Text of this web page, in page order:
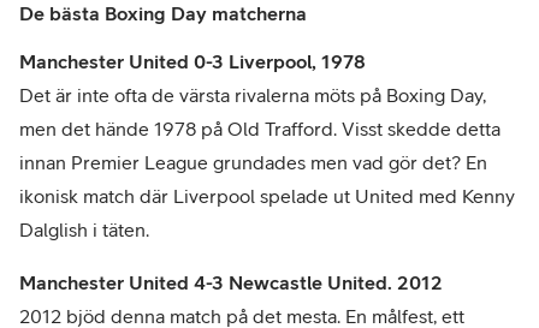
De bästa Boxing Day matcherna
Manchester United 0-3 Liverpool, 1978
Det är inte ofta de värsta rivalerna möts på Boxing Day,
men det hände 1978 på Old Trafford. Visst skedde detta
innan Premier League grundades men vad gör det? En
ikonisk match där Liverpool spelade ut United med Kenny
Dalglish i täten.
Manchester United 4-3 Newcastle United. 2012
2012 bjöd denna match på det mesta. En målfest, ett